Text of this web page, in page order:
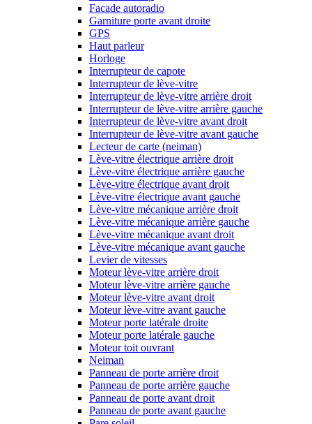
Facade autoradio
Garniture porte avant droite
GPS
Haut parleur
Horloge
Interrupteur de capote
Interrupteur de lève-vitre
Interrupteur de lève-vitre arrière droit
Interrupteur de lève-vitre arrière gauche
Interrupteur de lève-vitre avant droit
Interrupteur de lève-vitre avant gauche
Lecteur de carte (neiman)
Lève-vitre électrique arrière droit
Lève-vitre électrique arrière gauche
Lève-vitre électrique avant droit
Lève-vitre électrique avant gauche
Lève-vitre mécanique arrière droit
Lève-vitre mécanique arrière gauche
Lève-vitre mécanique avant droit
Lève-vitre mécanique avant gauche
Levier de vitesses
Moteur lève-vitre arrière droit
Moteur lève-vitre arrière gauche
Moteur lève-vitre avant droit
Moteur lève-vitre avant gauche
Moteur porte latérale droite
Moteur porte latérale gauche
Moteur toit ouvrant
Neiman
Panneau de porte arrière droit
Panneau de porte arrière gauche
Panneau de porte avant droit
Panneau de porte avant gauche